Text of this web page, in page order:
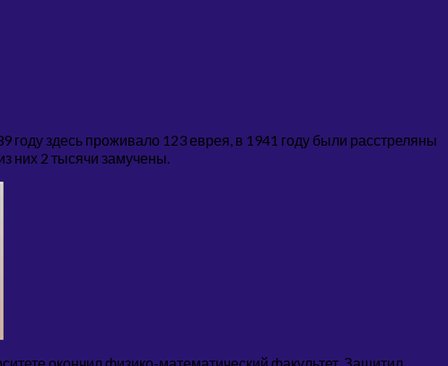
здесь проживало 123 еврея, в 1941 году были расстреляны
них 2 тысячи замучены.